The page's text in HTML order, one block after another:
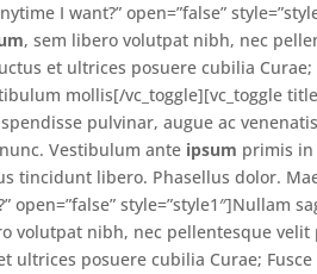
I want?” open=”false”
, sem libero volutpat nibh, nec
et ultrices posuere cubilia Curae;
mollis[/vc_toggle][vc_toggle
pulvinar, augue ac
Vestibulum ante ipsum primis
tincidunt libero. Phasellus dolor.
open=”false” style=”style1″]Nullam
volutpat nibh, nec pellentesque velit
ultrices posuere cubilia Curae;